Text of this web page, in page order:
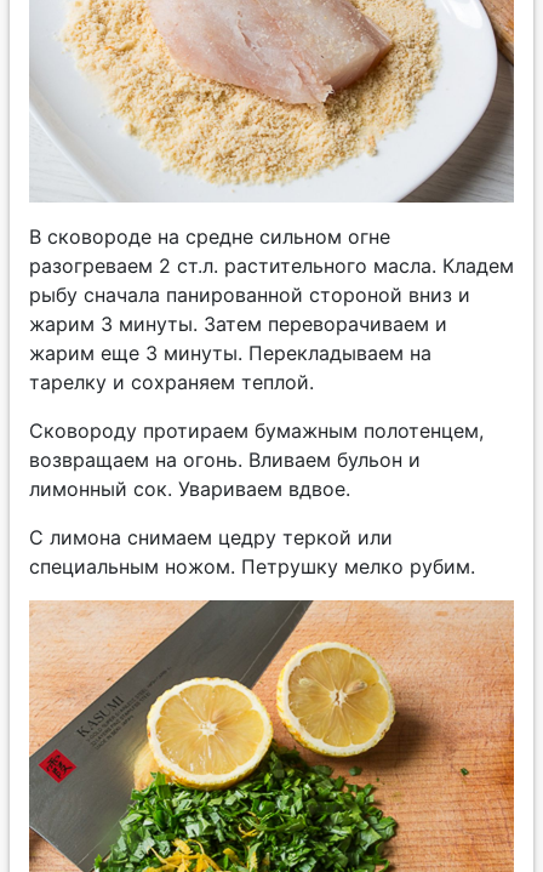
В сковороде на средне сильном огне
разогреваем 2 ст.л. растительного масла. Кладем
рыбу сначала панированной стороной вниз и
жарим 3 минуты. Затем переворачиваем и
жарим еще 3 минуты. Перекладываем на
тарелку и сохраняем теплой.
Сковороду протираем бумажным полотенцем,
возвращаем на огонь. Вливаем бульон и
лимонный сок. Увариваем вдвое.
С лимона снимаем цедру теркой или
специальным ножом. Петрушку мелко рубим.